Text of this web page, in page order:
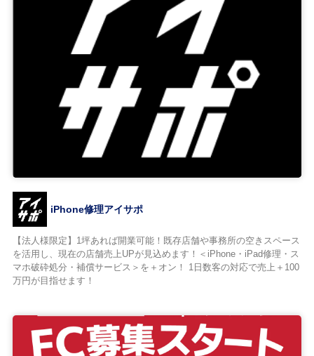
iPhone修理アイサポ
【法人様限定】1坪あれば開業可能！既存店舗や事務所の空きスペース
を活用し、現在の店舗売上UPが見込めます！＜iPhone・iPad修理・ス
マホ破砕処分・補償サービス＞を＋オン！ 1日数客の対応で売上＋100
万円が目指せます！